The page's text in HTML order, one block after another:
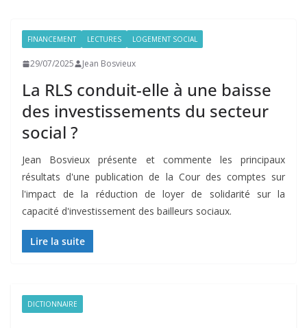
FINANCEMENT LECTURES LOGEMENT SOCIAL
29/07/2025 Jean Bosvieux
La RLS conduit-elle à une baisse
des investissements du secteur
social ?
Jean Bosvieux présente et commente les principaux
résultats d'une publication de la Cour des comptes sur
l'impact de la réduction de loyer de solidarité sur la
capacité d'investissement des bailleurs sociaux.
Lire la suite
DICTIONNAIRE